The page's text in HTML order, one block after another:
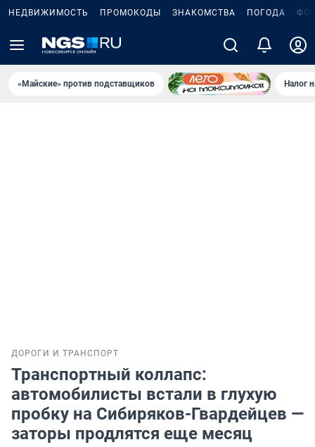
НЕДВИЖИМОСТЬ ПРОМОКОДЫ ЗНАКОМСТВА ПОГОДА
«Майские» против подставщиков Налог
ДОРОГИ И ТРАНСПОРТ
Транспортный коллапс:
автомобилисты встали в глухую
пробку на Сибиряков-Гвардейцев —
заторы продлятся еще месяц